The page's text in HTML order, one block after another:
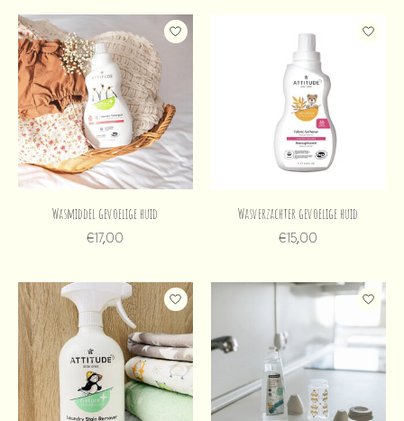
Wasmiddel gevoelige huid
€17,00
Wasverzachter gevoelige huid
€15,00